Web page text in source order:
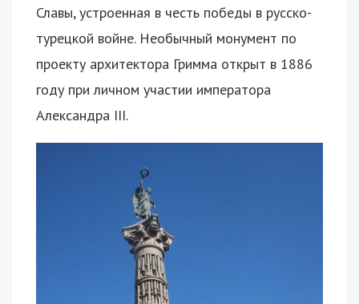
Славы, устроенная в честь победы в русско-
турецкой войне. Необычный монумент по
проекту архитектора Гримма открыт в 1886
году при личном участии императора
Александра III.